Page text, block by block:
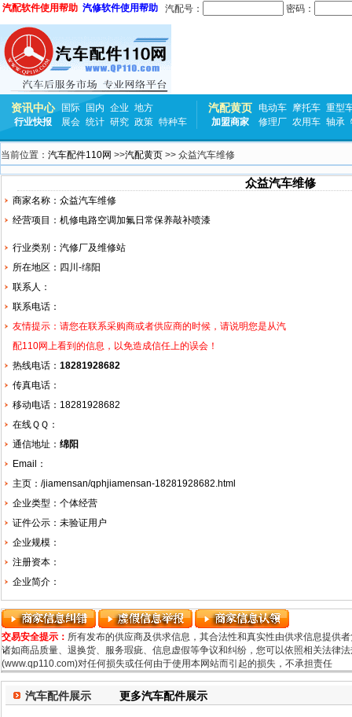
汽配软件使用帮助 汽修软件使用帮助 汽配号： 密码：
资讯中心 国际 国内 企业 地方
行业快报
展会 统计 研究 政策 特种车
汽配黄页 电动车 摩托车 重型
加盟商家
修理厂 农用车 轴承
当前位置： 汽车配件110网 >>汽配黄页 >> 众益汽车维修
众益汽车维修
商家名称：众益汽车维修
经营项目：机修电路空调加氟日常保养敲补喷漆
行业类别：汽修厂及维修站
所在地区：四川-绵阳
联系人：
联系电话：
友情提示：请您在联系采购商或者供应商的时候，请说明您是从汽
配110网上看到的信息，以免造成信任上的误会！
热线电话： 18281928682
传真电话：
移动电话：18281928682
在线ＱＱ：
通信地址： 绵阳
Email：
主页： /jiamensan/qphjiamensan-18281928682.html
企业类型：个体经营
证件公示：未验证用户
企业规模：
注册资本：
企业简介：
交易安全提示： 所有发布的供应商及供求信息，其合法性和真实性由供求信息提供
诸如商品质量、退换货、服务瑕疵、信息虚假等争议和纠纷，您可以依照相关法律
(www.qp110.com)对任何损失或任何由于使用本网站而引起的损失，不承担责任
汽车配件展示 更多汽车配件展示